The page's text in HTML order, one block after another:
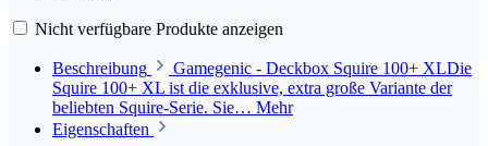
Nicht verfügbare Produkte anzeigen
Beschreibung
Gamegenic - Deckbox Squire 100+ XLDie
Squire 100+ XL ist die exklusive, extra große Variante der
beliebten Squire-Serie. Sie… Mehr
Eigenschaften